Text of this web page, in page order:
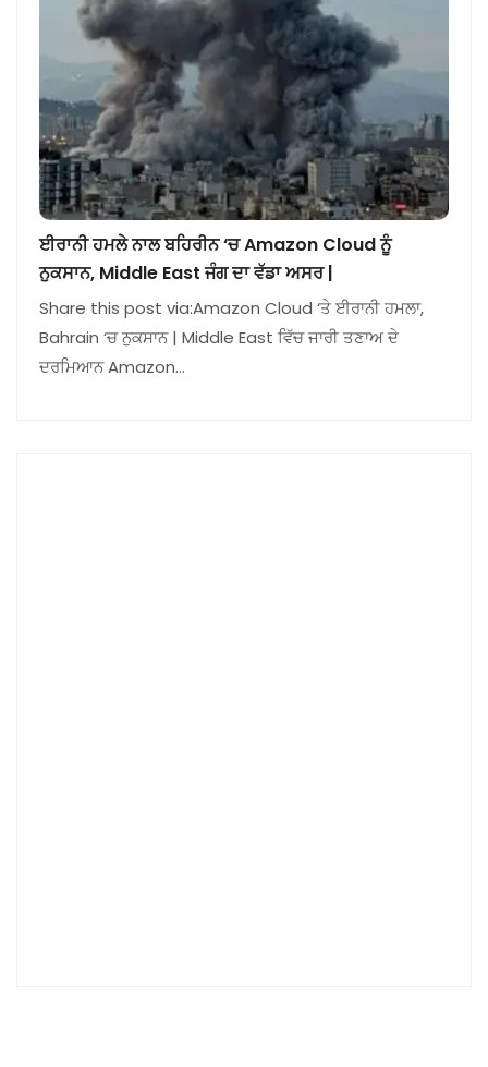
ਈਰਾਨੀ ਹਮਲੇ ਨਾਲ ਬਹਿਰੀਨ ‘ਚ Amazon Cloud ਨੂੰ
ਨੁਕਸਾਨ, Middle East ਜੰਗ ਦਾ ਵੱਡਾ ਅਸਰ |
Share this post via:Amazon Cloud ‘ਤੇ ਈਰਾਨੀ ਹਮਲਾ,
Bahrain ‘ਚ ਨੁਕਸਾਨ | Middle East ਵਿੱਚ ਜਾਰੀ ਤਣਾਅ ਦੇ
ਦਰਮਿਆਨ Amazon…